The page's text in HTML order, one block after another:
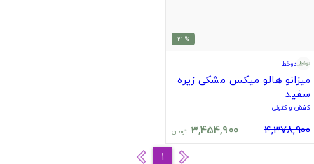
% 21
دوخط
میزانو هالو میکس مشکی زیره
سفید
کفش و کتونی
4,378,900
3,454,900 تومان
1